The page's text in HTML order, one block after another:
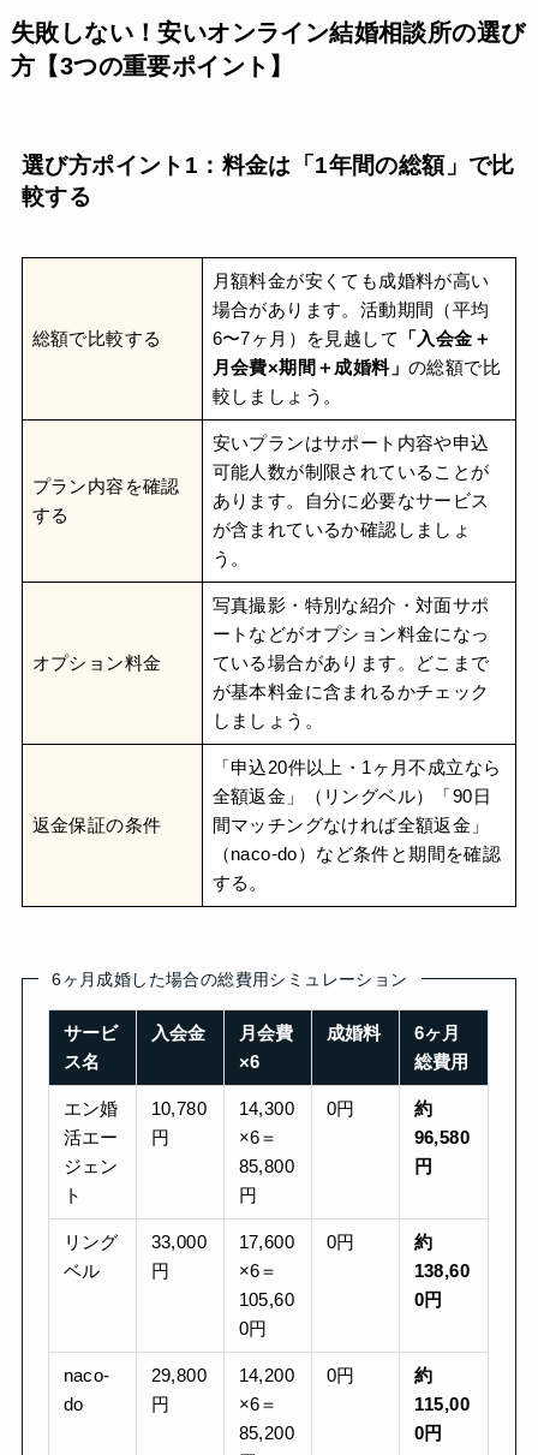
失敗しない！安いオンライン結婚相談所の選び
方【3つの重要ポイント】
選び方ポイント1：料金は「1年間の総額」で比
較する
総額で比較する
月額料金が安くても成婚料が高い
場合があります。活動期間（平均
6〜7ヶ月）を見越して
「入会金＋
月会費×期間＋成婚料」 の総額で比
較しましょう。
プラン内容を確認
する
安いプランはサポート内容や申込
可能人数が制限されていることが
あります。自分に必要なサービス
が含まれているか確認しましょ
う。
オプション料金
写真撮影・特別な紹介・対面サポ
ートなどがオプション料金になっ
ている場合があります。どこまで
が基本料金に含まれるかチェック
しましょう。
返金保証の条件
「申込20件以上・1ヶ月不成立なら
全額返金」（リングベル）「90日
間マッチングなければ全額返金」
（naco-do）など条件と期間を確認
する。
6ヶ月成婚した場合の総費用シミュレーション
サービ
ス名
入会金
月会費
×6
成婚料
6ヶ月
総費用
エン婚
活エー
ジェン
ト
10,780
円
14,300
×6＝
85,800
円
0円
約
96,580
円
リング
ベル
33,000
円
17,600
×6＝
105,60
0円
0円
約
138,60
0円
naco-
do
29,800
円
14,200
×6＝
85,200
0円
約
115,00
0円